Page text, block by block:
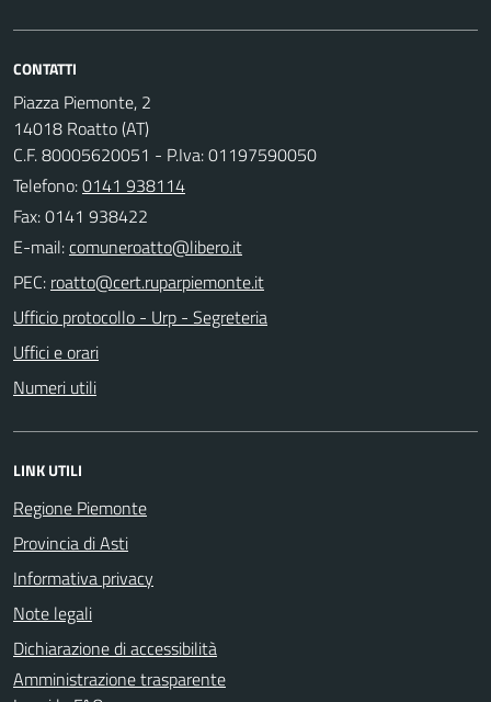
CONTATTI
Piazza Piemonte, 2
14018 Roatto (AT)
C.F. 80005620051 - P.Iva: 01197590050
Telefono:0141 938114
Fax: 0141 938422
E-mail:
PEC:
Ufficio protocollo - Urp - Segreteria
Uffici e orari
Numeri utili
LINK UTILI
Regione Piemonte
Provincia di Asti
Informativa privacy
Note legali
Dichiarazione di accessibilità
Amministrazione trasparente